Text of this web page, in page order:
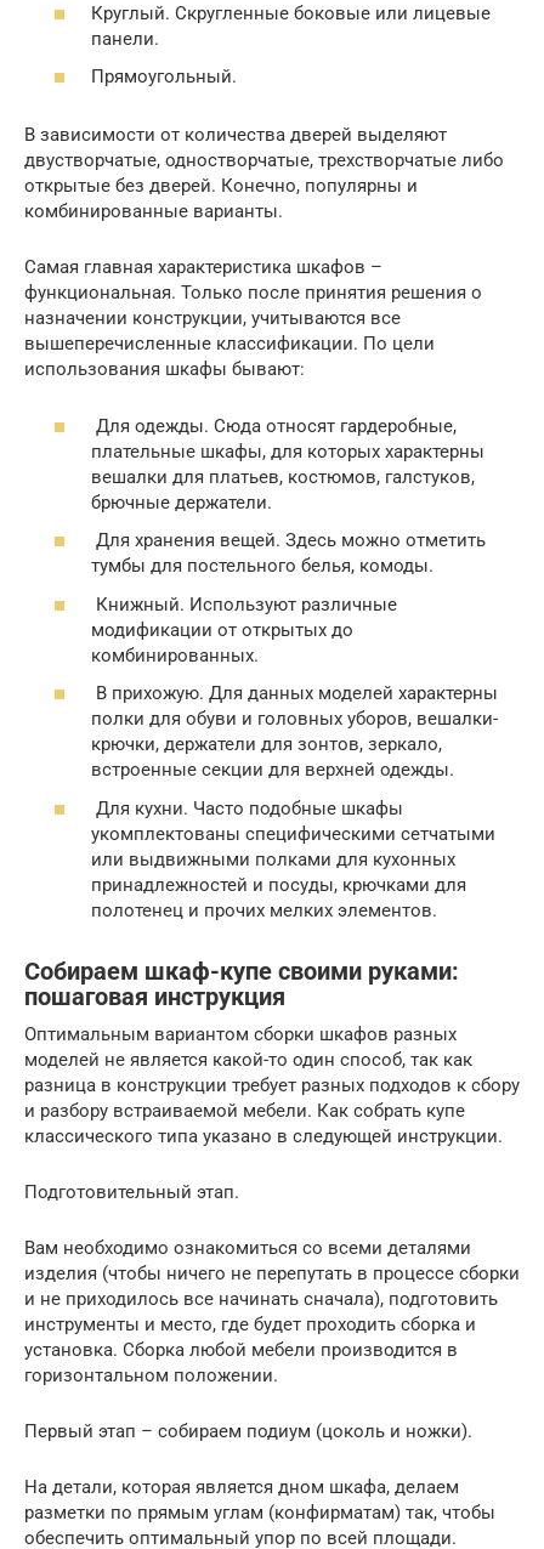
Круглый. Скругленные боковые или лицевые
панели.
Прямоугольный.
В зависимости от количества дверей выделяют
двустворчатые, одностворчатые, трехстворчатые либо
открытые без дверей. Конечно, популярны и
комбинированные варианты.
Самая главная характеристика шкафов –
функциональная. Только после принятия решения о
назначении конструкции, учитываются все
вышеперечисленные классификации. По цели
использования шкафы бывают:
Для одежды. Сюда относят гардеробные,
плательные шкафы, для которых характерны
вешалки для платьев, костюмов, галстуков,
брючные держатели.
Для хранения вещей. Здесь можно отметить
тумбы для постельного белья, комоды.
Книжный. Используют различные
модификации от открытых до
комбинированных.
В прихожую. Для данных моделей характерны
полки для обуви и головных уборов, вешалки-
крючки, держатели для зонтов, зеркало,
встроенные секции для верхней одежды.
Для кухни. Часто подобные шкафы
укомплектованы специфическими сетчатыми
или выдвижными полками для кухонных
принадлежностей и посуды, крючками для
полотенец и прочих мелких элементов.
Собираем шкаф-купе своими руками:
пошаговая инструкция
Оптимальным вариантом сборки шкафов разных
моделей не является какой-то один способ, так как
разница в конструкции требует разных подходов к сбору
и разбору встраиваемой мебели. Как собрать купе
классического типа указано в следующей инструкции.
Подготовительный этап.
Вам необходимо ознакомиться со всеми деталями
изделия (чтобы ничего не перепутать в процессе сборки
и не приходилось все начинать сначала), подготовить
инструменты и место, где будет проходить сборка и
установка. Сборка любой мебели производится в
горизонтальном положении.
Первый этап – собираем подиум (цоколь и ножки).
На детали, которая является дном шкафа, делаем
разметки по прямым углам (конфирматам) так, чтобы
обеспечить оптимальный упор по всей площади.